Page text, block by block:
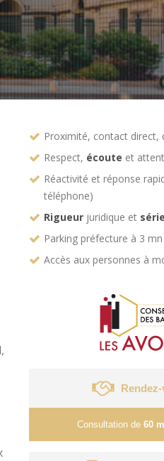
Proximité, contact direct,
Respect, écoute et
Réactivité et réponse
téléphone)
Rigueur juridique et
Parking préfecture à 3
Accès aux personnes à
Consultation de60